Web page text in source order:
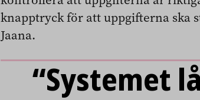
knapptryck för att uppgifterna ska
Jaana.
“Systemet